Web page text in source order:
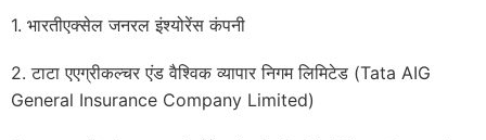
1. भारतीएक्सेल जनरल इंश्योरेंस कंपनी
2. टाटा एएग्रीकल्चर एंड वैश्विक व्यापार निगम लिमिटेड (Tata AIG
General Insurance Company Limited)